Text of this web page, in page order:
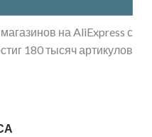
на AliExpress с
180 тысяч артикулов